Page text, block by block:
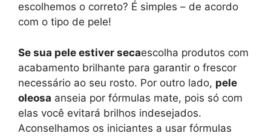
escolhemos o correto? É simples – de acordo
com o tipo de pele!
Se sua pele estiver secaescolha produtos com
acabamento brilhante para garantir o frescor
necessário ao seu rosto. Por outro lado, pele
oleosa anseia por fórmulas mate, pois só com
elas você evitará brilhos indesejados.
Aconselhamos os iniciantes a usar fórmulas